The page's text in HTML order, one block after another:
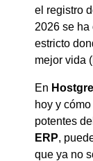
el registro
2026 se
estricto
mejor vida
En
hoy y
potentes
ERP,
que ya no